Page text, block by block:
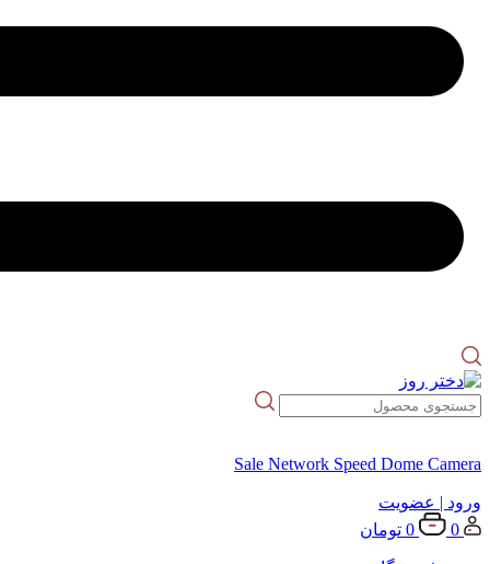
Sale Network Speed Dome Camera
ورود | عضویت
0
0 تومان